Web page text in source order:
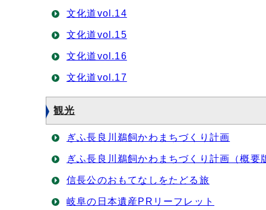
文化道vol.14
文化道vol.15
文化道vol.16
文化道vol.17
観光
ぎふ長良川鵜飼かわまちづくり計画
ぎふ長良川鵜飼かわまちづくり計画（概要
信長公のおもてなしをたどる旅
岐阜の日本遺産PRリーフレット